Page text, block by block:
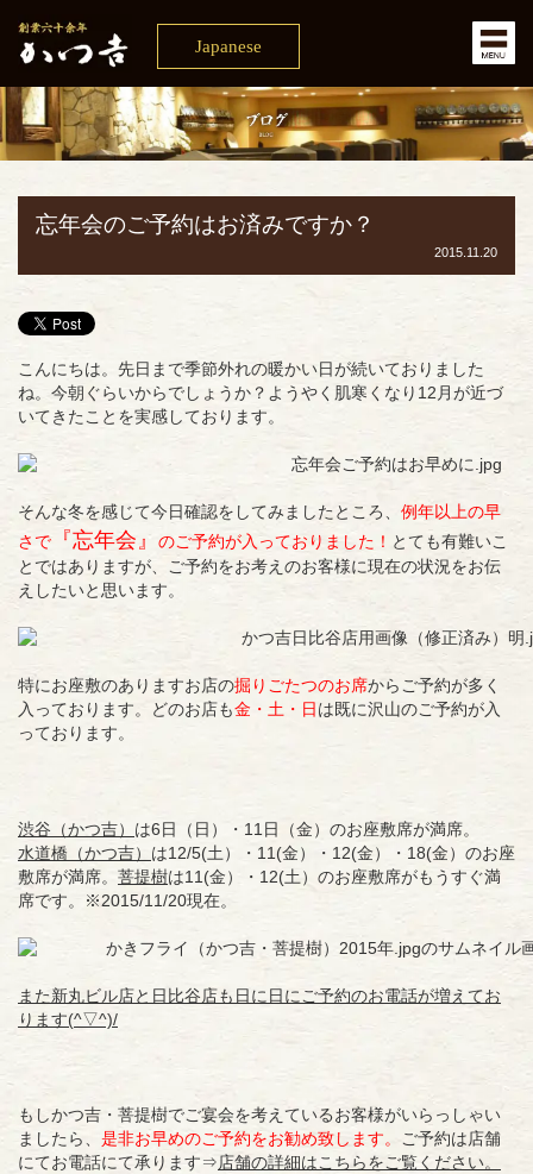
Japanese
忘年会のご予約はお済みですか？
2015.11.20
こんにちは。先日まで季節外れの暖かい日が続いておりました
ね。今朝ぐらいからでしょうか？ようやく肌寒くなり12月が近づ
いてきたことを実感しております。
そんな冬を感じて今日確認をしてみましたところ、 例年以上の早
さで
『忘年会』 のご予約が入っておりました！ とても有難いこ
とではありますが、ご予約をお考えのお客様に現在の状況をお伝
えしたいと思います。
特にお座敷のありますお店の掘りごたつのお席からご予約が多く
入っております。どのお店も金・土・日 は既に沢山のご予約が入
っております。
渋谷（かつ吉） は6日（日）・11日（金）のお座敷席が満席。
水道橋（かつ吉） は12/5(土）・11(金）・12(金）・18(金）のお座
敷席が満席。 菩提樹は11(金）・12(土）のお座敷席がもうすぐ満
席です。※2015/11/20現在。
また新丸ビル店と 日比谷店も日に日にご予約のお電話が増えてお
ります(^▽^)/
もしかつ吉・菩提樹でご宴会を考えているお客様がいらっしゃい
ましたら、 是非お早めのご予約をお勧め致します。 ご予約は店舗
にてお電話にて承ります⇒店舗の詳細はこちらをご覧ください。